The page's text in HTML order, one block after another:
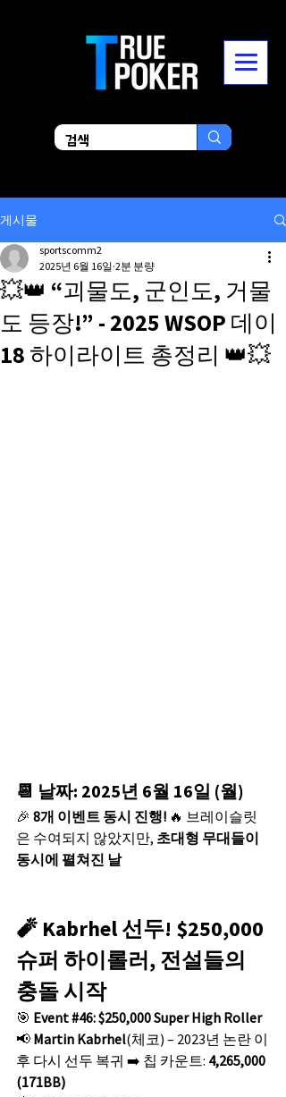
게시물
💥👑 “괴물도, 군인도, 거물
도 등장!” - 2025 WSOP 데이
18 하이라이트 총정리 👑💥
sportscomm2
2025년 6월 16일 2분 분량
📆 날짜: 2025년 6월 16일 (월)
🎉 8개 이벤트 동시 진행! 🔥 브레이슬릿
은 수여되지 않았지만, 초대형 무대들이
동시에 펼쳐진 날
🧨 Kabrhel 선두! $250,000
슈퍼 하이롤러, 전설들의
충돌 시작
🎯 Event #46: $250,000 Super High Roller
📢 Martin Kabrhel(체코) – 2023년 논란 이
후 다시 선두 복귀 ➡️ 칩 카운트: 4,265,000
(171BB)